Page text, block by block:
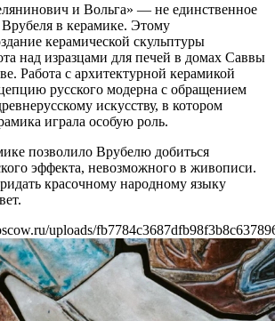
и Вольга» — не единственное
в керамике. Этому
керамической скульптуры
над изразцами для печей в домах Саввы
Работа с архитектурной керамикой
русского модерна с обращением
искусству, в котором
играла особую роль.
позволило Врубелю добиться
эффекта, невозможного в живописи.
красочному народному языку
uploads/